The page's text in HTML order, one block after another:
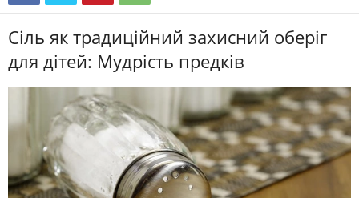
Сіль як традиційний захисний оберіг
для дітей: Мудрість предків